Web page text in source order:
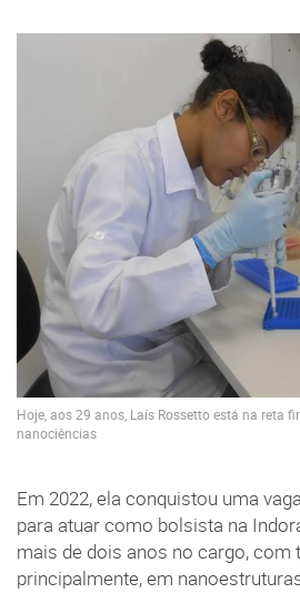
Hoje, aos 29 anos, Laís Rossetto está na reta
nanociências
Em 2022, ela conquistou uma
para atuar como bolsista na
mais de dois anos no cargo, com
principalmente, em